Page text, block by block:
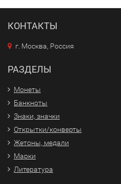
КОНТАКТЫ
г. Москва, Россия
РАЗДЕЛЫ
Монеты
Банкноты
Знаки, значки
Открытки/конверты
Жетоны, медали
Марки
Литература